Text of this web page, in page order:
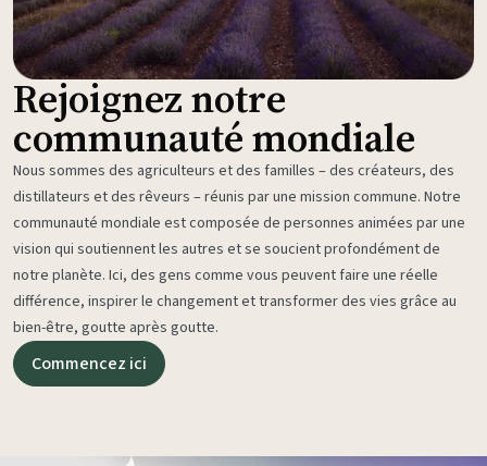
Rejoignez notre
communauté mondiale
Nous sommes des agriculteurs et des familles – des créateurs, des
distillateurs et des rêveurs – réunis par une mission commune. Notre
communauté mondiale est composée de personnes animées par une
vision qui soutiennent les autres et se soucient profondément de
notre planète. Ici, des gens comme vous peuvent faire une réelle
différence, inspirer le changement et transformer des vies grâce au
bien-être, goutte après goutte.
Commencez ici